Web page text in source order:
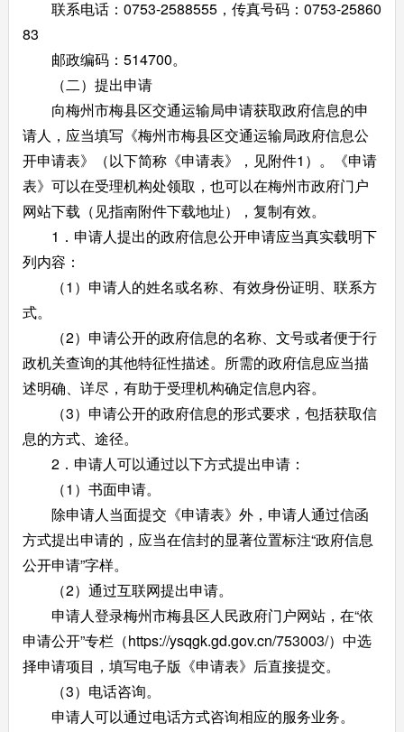
联系电话：0753-2588555，传真号码：0753-25860
83
邮政编码：514700。
（二）提出申请
向梅州市梅县区交通运输局申请获取政府信息的申
请人，应当填写《梅州市梅县区交通运输局政府信息公
开申请表》（以下简称《申请表》，见附件1）。《申请
表》可以在受理机构处领取，也可以在梅州市政府门户
网站下载（见指南附件下载地址），复制有效。
1．申请人提出的政府信息公开申请应当真实载明下
列内容：
（1）申请人的姓名或名称、有效身份证明、联系方
式。
（2）申请公开的政府信息的名称、文号或者便于行
政机关查询的其他特征性描述。所需的政府信息应当描
述明确、详尽，有助于受理机构确定信息内容。
（3）申请公开的政府信息的形式要求，包括获取信
息的方式、途径。
2．申请人可以通过以下方式提出申请：
（1）书面申请。
除申请人当面提交《申请表》外，申请人通过信函
方式提出申请的，应当在信封的显著位置标注“政府信息
公开申请”字样。
（2）通过互联网提出申请。
申请人登录梅州市梅县区人民政府门户网站，在“依
申请公开”专栏（https://ysqgk.gd.gov.cn/753003/）中选
择申请项目，填写电子版《申请表》后直接提交。
（3）电话咨询。
申请人可以通过电话方式咨询相应的服务业务。